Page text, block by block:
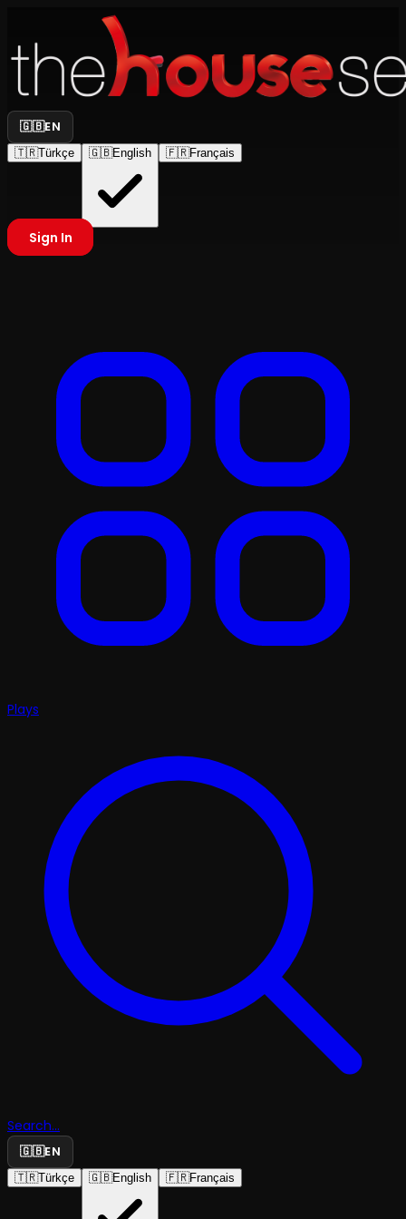
🇬🇧EN
🇹🇷Türkçe 🇬🇧English 🇫🇷Français
Sign In
Plays
Search...
🇬🇧EN
🇹🇷Türkçe 🇬🇧English 🇫🇷Français